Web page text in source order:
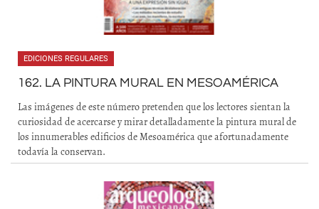
EDICIONES REGULARES
162. LA PINTURA MURAL EN MESOAMÉRICA
Las imágenes de este número pretenden que los lectores sientan la
curiosidad de acercarse y mirar detalladamente la pintura mural de
los innumerables edificios de Mesoamérica que afortunadamente
todavía la conservan.